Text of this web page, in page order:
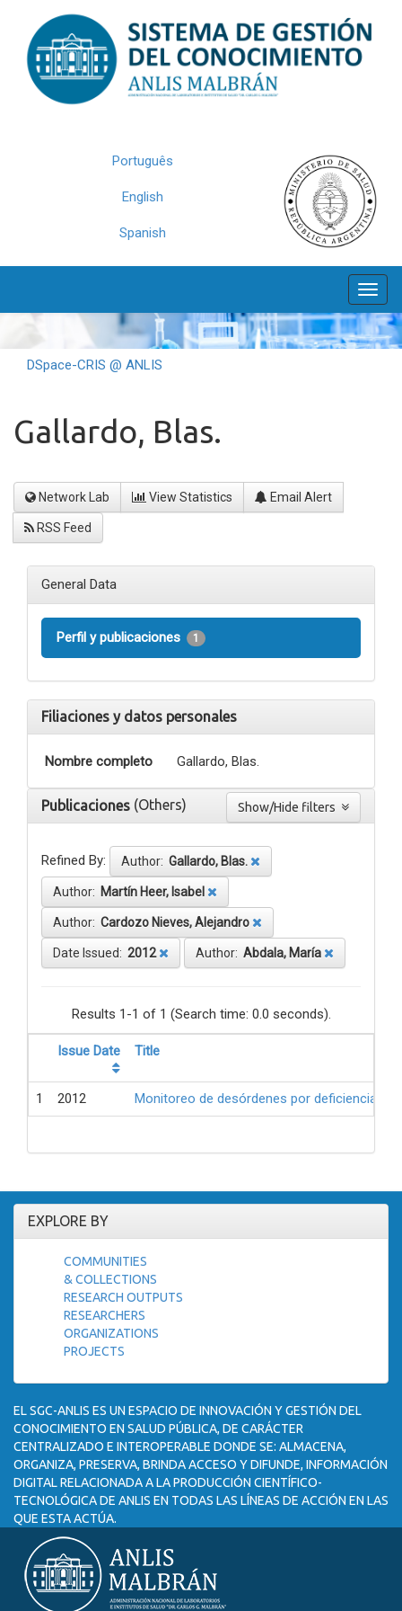
navigation
Português
English
Spanish
DSpace-CRIS @ ANLIS
Gallardo, Blas.
Network Lab View Statistics Email Alert
RSS Feed
General Data
Perfil y publicaciones 1
Filiaciones y datos personales
Nombre completo Gallardo, Blas.
Publicaciones (Others)
Refined By: Author: Gallardo, Blas.
Author: Martín Heer, Isabel
Author: Cardozo Nieves, Alejandro
Date Issued: 2012 Author: Abdala, María
Results 1-1 of 1 (Search time: 0.0 seconds).
Issue Date Title
1 2012 Monitoreo de desórdenes por deficiencia
EXPLORE BY
COMMUNITIES
& COLLECTIONS
RESEARCH OUTPUTS
RESEARCHERS
ORGANIZATIONS
PROJECTS
EL SGC-ANLIS ES UN ESPACIO DE INNOVACIÓN Y GESTIÓN DEL
CONOCIMIENTO EN SALUD PÚBLICA, DE CARÁCTER
CENTRALIZADO E INTEROPERABLE DONDE SE: ALMACENA,
ORGANIZA, PRESERVA, BRINDA ACCESO Y DIFUNDE, INFORMACIÓN
DIGITAL RELACIONADA A LA PRODUCCIÓN CIENTÍFICO-
TECNOLÓGICA DE ANLIS EN TODAS LAS LÍNEAS DE ACCIÓN EN LAS
QUE ESTA ACTÚA.